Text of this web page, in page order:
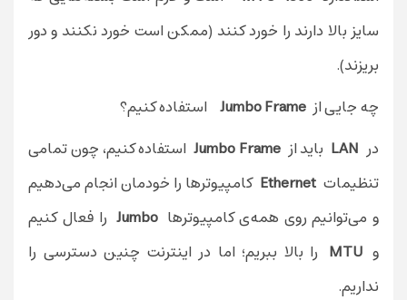
سایز بالا دارند را خورد کنند (ممکن است خورد نکنند و دور
بریزند).
چه جایی از
استفاده کنیم؟
در LAN باید ازJumbo Frameاستفاده کنیم، چون تمامی
تنظیمات Ethernet کامپیوتر‌ها را خودمان انجام می‌دهیم
و می‌توانیم روی همه‌ی کامپیوتر‌هاJumbo را فعال کنیم
وMTU را بالا ببریم؛ اما در اینترنت چنین دسترسی را
نداریم.